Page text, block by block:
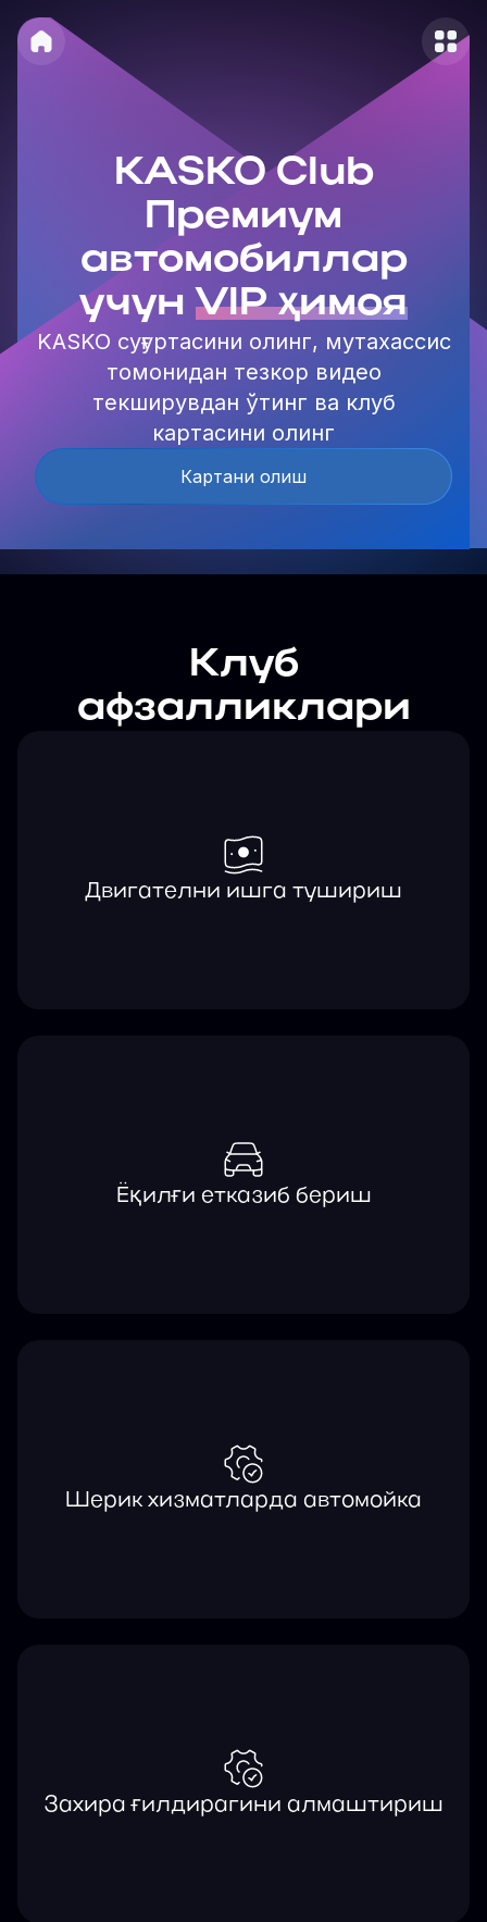
KASKO Club
Премиум
автомобиллар
учун VIP ҳимоя
KASKO суғуртасини олинг, мутахассис
томонидан тезкор видео
текширувдан ўтинг ва клуб
картасини олинг
Картани олиш
Клуб
афзалликлари
Двигателни ишга тушириш
Ёқилғи етказиб бериш
Шерик хизматларда автомойка
Захира ғилдирагини алмаштириш